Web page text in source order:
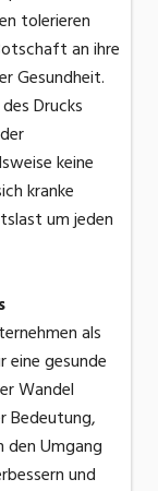
tolerieren
an ihre
Gesundheit.
Drucks
keine
kranke
um jeden
als
gesunde
Wandel
Bedeutung,
Umgang
und